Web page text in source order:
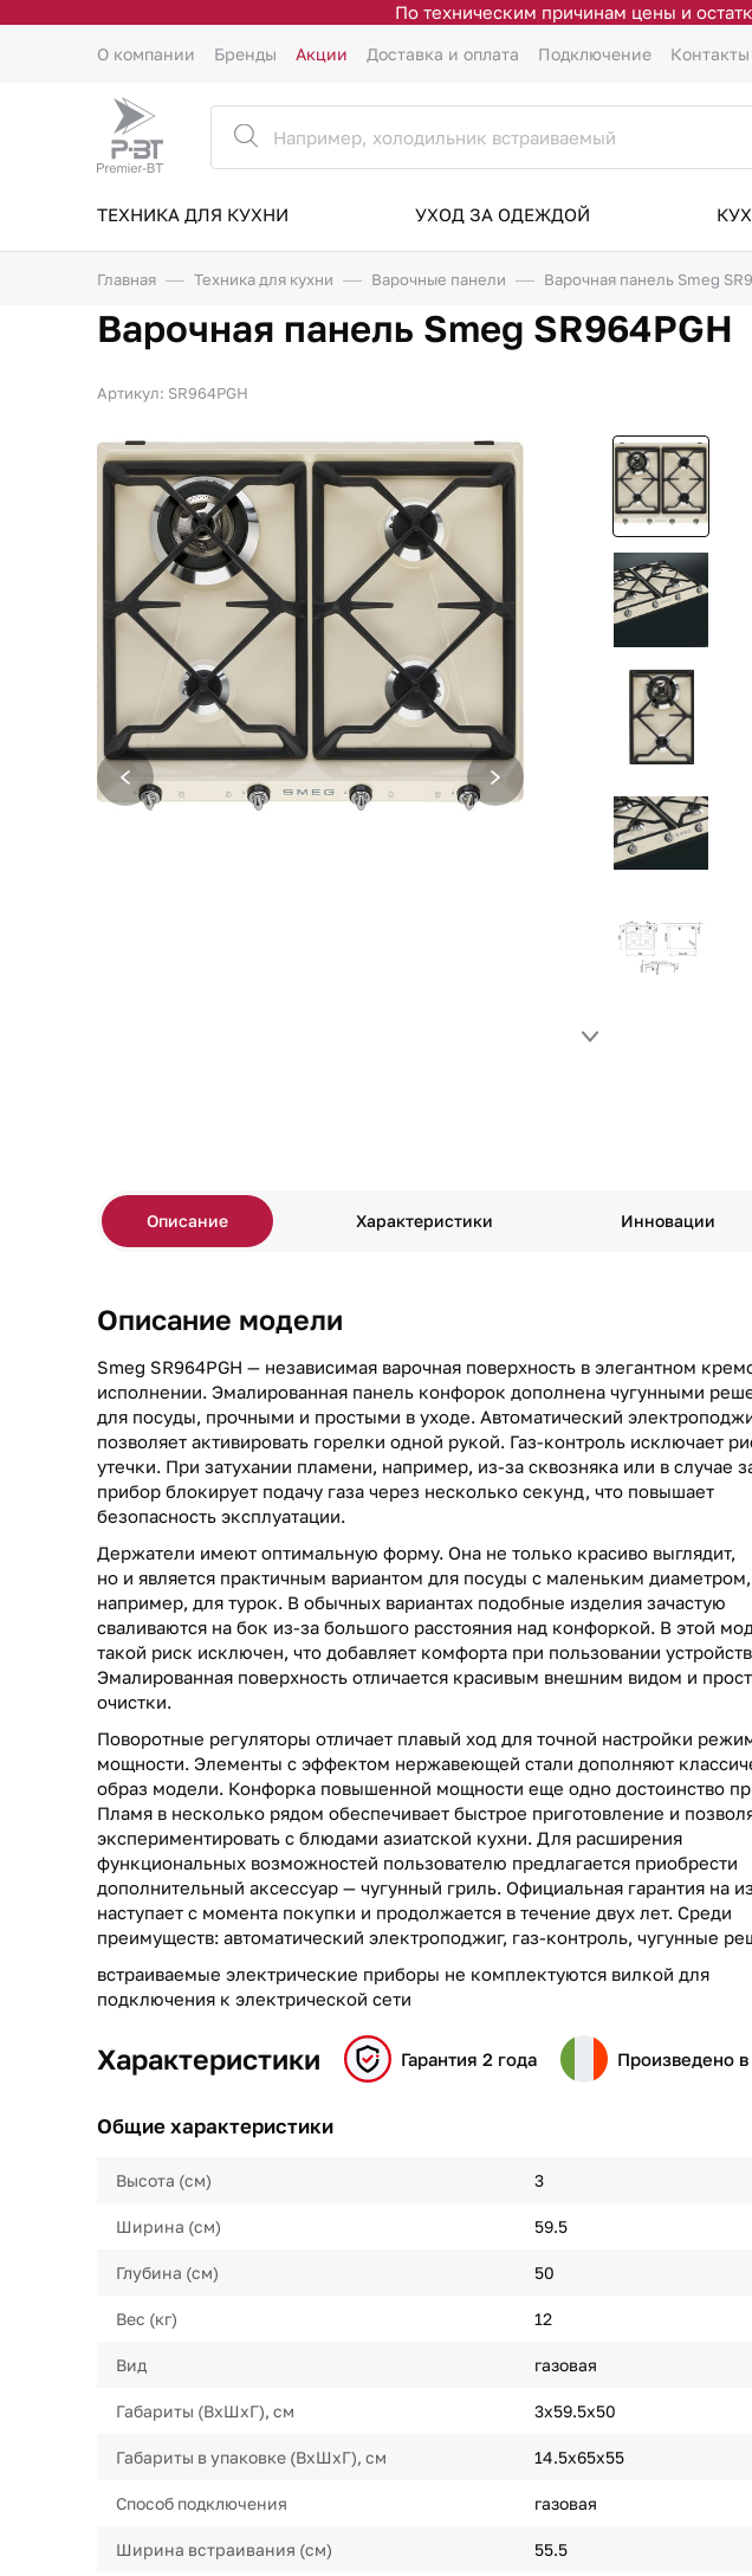
По техническим причинам цены и
О компании Бренды Акции Доставка и оплата Подключение Контакты
ТЕХНИКА ДЛЯ КУХНИ УХОД ЗА ОДЕЖДОЙ
Главная Техника для кухни Варочные панели Варочная панель Smeg
Варочная панель Smeg SR964PGH
Артикул: SR964PGH
Описание Характеристики Инновации
Описание модели
Smeg SR964PGH — независимая варочная поверхность в элегантном
исполнении. Эмалированная панель конфорок дополнена чугунными
для посуды, прочными и простыми в уходе. Автоматический
позволяет активировать горелки одной рукой. Газ-контроль исключает
утечки. При затухании пламени, например, из-за сквозняка или в случае
прибор блокирует подачу газа через несколько секунд, что повышает
безопасность эксплуатации.
Держатели имеют оптимальную форму. Она не только красиво выглядит,
но и является практичным вариантом для посуды с маленьким диаметром,
например, для турок. В обычных вариантах подобные изделия зачастую
сваливаются на бок из-за большого расстояния над конфоркой. В этой
такой риск исключен, что добавляет комфорта при пользовании
Эмалированная поверхность отличается красивым внешним видом и
очистки.
Поворотные регуляторы отличает плавый ход для точной настройки
мощности. Элементы с эффектом нержавеющей стали дополняют
образ модели. Конфорка повышенной мощности еще одно достоинство
Пламя в несколько рядом обеспечивает быстрое приготовление и
экспериментировать с блюдами азиатской кухни. Для расширения
функциональных возможностей пользователю предлагается приобрести
дополнительный аксессуар — чугунный гриль. Официальная гарантия на
наступает с момента покупки и продолжается в течение двух лет. Среди
преимуществ: автоматический электроподжиг, газ-контроль, чугунные
встраиваемые электрические приборы не комплектуются вилкой для
подключения к электрической сети
Характеристики Гарантия 2 года Произведено
Общие характеристики
Высота (см) 3
Ширина (см) 59.5
Глубина (см) 50
Вес (кг) 12
Вид газовая
Габариты (ВхШхГ), см 3x59.5x50
Габариты в упаковке (ВхШхГ), см 14.5х65х55
Способ подключения газовая
Ширина встраивания (см) 55.5